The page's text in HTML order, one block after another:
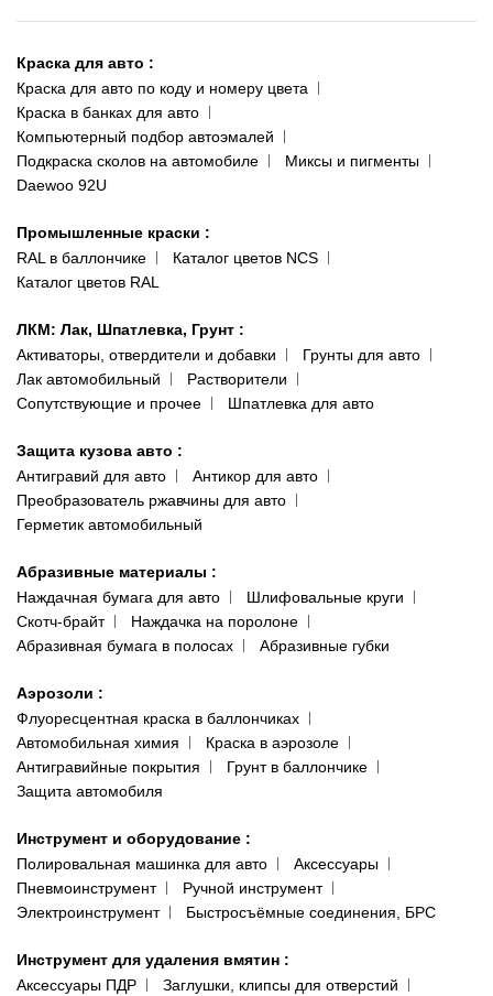
093 611-39-23
(ориентир: Интайм №40)
Одесса
пр-т Акад. Глушко, 29
066 554-97-70
Доставка и оплата
Сотрудничество
Наши публикации
Публичная оферта
Политика конфиденциальности
Краска для авто :
Краска для авто по коду и номеру цвета
Краска в банках для авто
Компьютерный подбор автоэмалей
Подкраска сколов на автомобиле
Миксы и пигменты
Daewoo 92U
Промышленные краски :
RAL в баллончике
Каталог цветов NCS
Каталог цветов RAL
ЛКМ: Лак, Шпатлевка, Грунт :
Активаторы, отвердители и добавки
Грунты для авто
Лак автомобильный
Растворители
Сопутствующие и прочее
Шпатлевка для авто
Защита кузова авто :
Антигравий для авто
Антикор для авто
Преобразователь ржавчины для авто
Герметик автомобильный
Абразивные материалы :
Наждачная бумага для авто
Шлифовальные круги
Скотч-брайт
Наждачка на поролоне
Абразивная бумага в полосах
Абразивные губки
Аэрозоли :
Флуоресцентная краска в баллончиках
Автомобильная химия
Краска в аэрозоле
Антигравийные покрытия
Грунт в баллончике
Защита автомобиля
Инструмент и оборудование :
Полировальная машинка для авто
Аксессуары
Пневмоинструмент
Ручной инструмент
Электроинструмент
Быстросъёмные соединения, БРС
Инструмент для удаления вмятин :
Аксессуары ПДР
Заглушки, клипсы для отверстий